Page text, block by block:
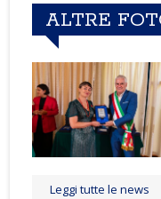
ALTRE
Leggi tutte le news